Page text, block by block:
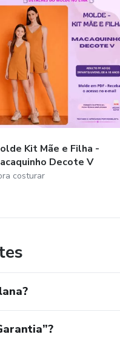
Kit Mãe e Filha -
Decote V
costurar